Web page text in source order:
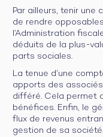
Par ailleurs, tenir une
de rendre
l’Administration
déduits de la plus-
parts sociales.
La tenue d’une
apports des
différé. Cela permet
bénéfices. Enfin, le
flux de revenus
gestion de sa société.